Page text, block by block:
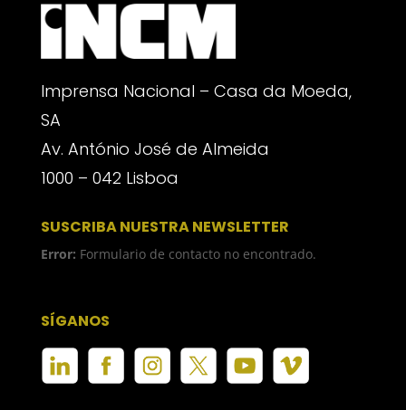
Imprensa Nacional – Casa da Moeda,
SA
Av. António José de Almeida
1000 – 042 Lisboa
SUSCRIBA NUESTRA NEWSLETTER
Error: Formulario de contacto no encontrado.
SÍGANOS